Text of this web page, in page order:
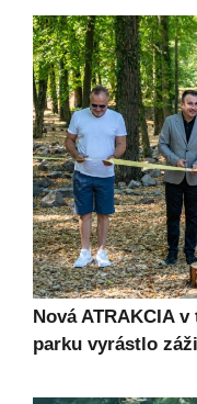
Nová ATRAKCIA
parku vyrástlo